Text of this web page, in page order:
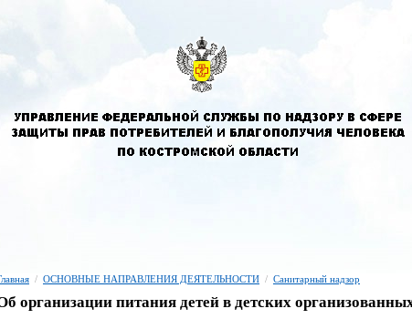
/ ОСНОВНЫЕ НАПРАВЛЕНИЯ ДЕЯТЕЛЬНОСТИ / Санитарный надзор
организации питания детей в детских